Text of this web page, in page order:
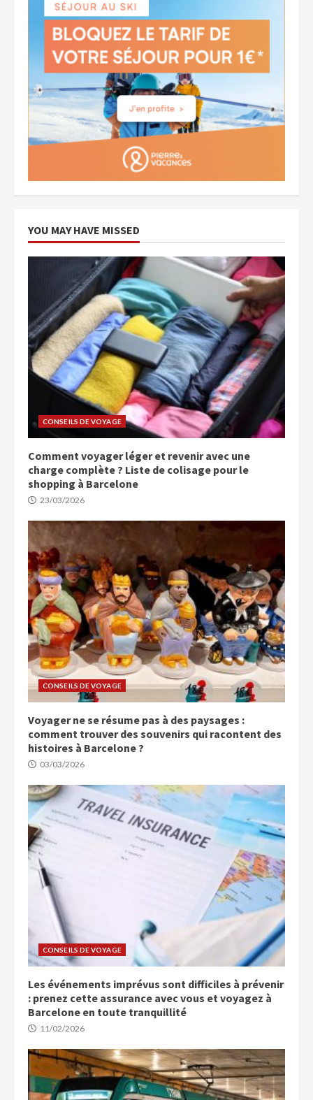
YOU MAY HAVE MISSED
CONSEILS DE VOYAGE
Comment voyager léger et revenir avec une
charge complète ? Liste de colisage pour le
shopping à Barcelone
23/03/2026
CONSEILS DE VOYAGE
Voyager ne se résume pas à des paysages :
comment trouver des souvenirs qui racontent des
histoires à Barcelone ?
03/03/2026
CONSEILS DE VOYAGE
Les événements imprévus sont difficiles à prévenir
: prenez cette assurance avec vous et voyagez à
Barcelone en toute tranquillité
11/02/2026